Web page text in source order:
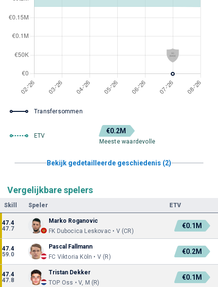
Transfersommen
ETV
€0.2M
Meeste waardevolle
Bekijk gedetailleerde geschiedenis (2)
Vergelijkbare spelers
Skill Speler ETV
47.4
47.7
Marko Roganovic
FK Dubocica Leskovac • V (CR)
€0.1M
47.4
59.0
Pascal Fallmann
FC Viktoria Köln • V (R)
€0.2M
47.4
47.8
Tristan Dekker
TOP Oss • V, M (R)
€0.1M